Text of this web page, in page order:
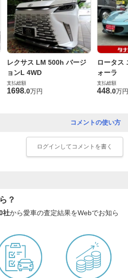
レクサス LM 500h バージ
ョンL 4WD
支払総額
1698.0万円
ロータス
ォーラ
支払総額
448.0万円
コメントの使い方
ログイン してコメントを書く
？
社から愛車の査定結果をWebでお知ら